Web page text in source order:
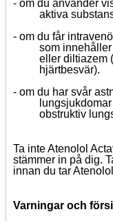
- om du använder
aktiva
- om du får
som
eller diltiazem
hjärtbesvär).
- om du har svår
obstruktiv
Ta inte Atenolol
stämmer in på dig.
innan du tar
Varningar och